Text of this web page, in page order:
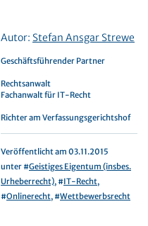
Autor: Stefan Ansgar Strewe
Geschäftsführender Partner
Rechtsanwalt
Fachanwalt für IT-Recht
Richter am Verfassungsgerichtshof
Veröffentlicht am 03.11.2015
unter #Geistiges Eigentum (insbes.
Urheberrecht), #IT-Recht,
#Onlinerecht, #Wettbewerbsrecht